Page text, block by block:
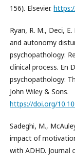
156). Elsevier.
Ryan, R. M., Deci,
and autonomy
psychopathology:
clinical process. En
psychopathology:
John Wiley & Sons.
https://doi.org/
Sadeghi, M.,
impact of
with ADHD. Journal